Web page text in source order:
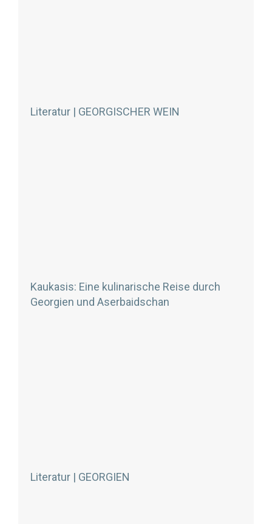
Literatur | GEORGISCHER WEIN
Kaukasis: Eine kulinarische Reise durch
Georgien und Aserbaidschan
Literatur | GEORGIEN